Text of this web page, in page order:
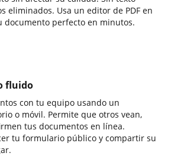
eliminados. Usa un editor de PDF en
documento perfecto en minutos.
fluido
con tu equipo usando un
o móvil. Permite que otros vean,
tus documentos en línea.
tu formulario público y compartir su